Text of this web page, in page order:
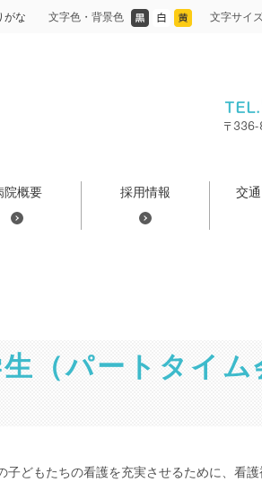
がな 文字色・背景色 文字サイ
院概要 採用情報 交
（パートタイム
子どもたちの看護を充実させるために、看